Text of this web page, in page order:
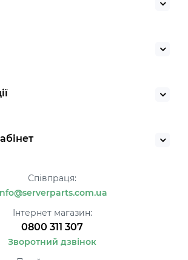
Співпраця:
Інтернет магазин:
0800 311 307
Зворотний дзвінок